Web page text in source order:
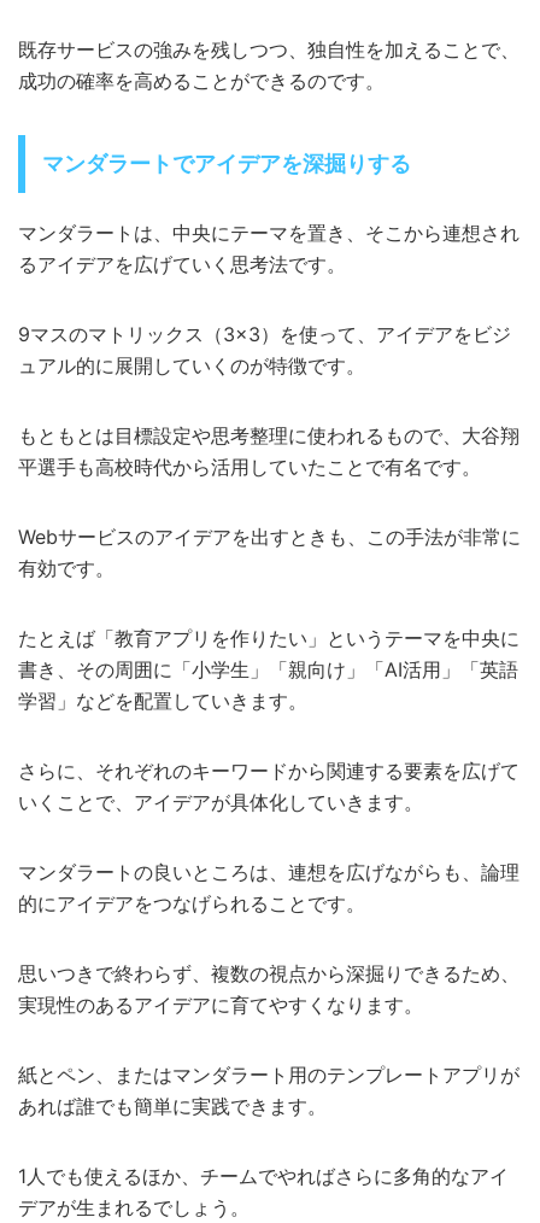
既存サービスの強みを残しつつ、独自性を加えることで、
成功の確率を高めることができるのです。
マンダラートでアイデアを深掘りする
マンダラートは、中央にテーマを置き、そこから連想され
るアイデアを広げていく思考法です。
9マスのマトリックス（3×3）を使って、アイデアをビジ
ュアル的に展開していくのが特徴です。
もともとは目標設定や思考整理に使われるもので、大谷翔
平選手も高校時代から活用していたことで有名です。
Webサービスのアイデアを出すときも、この手法が非常に
有効です。
たとえば「教育アプリを作りたい」というテーマを中央に
書き、その周囲に「小学生」「親向け」「AI活用」「英語
学習」などを配置していきます。
さらに、それぞれのキーワードから関連する要素を広げて
いくことで、アイデアが具体化していきます。
マンダラートの良いところは、連想を広げながらも、論理
的にアイデアをつなげられることです。
思いつきで終わらず、複数の視点から深掘りできるため、
実現性のあるアイデアに育てやすくなります。
紙とペン、またはマンダラート用のテンプレートアプリが
あれば誰でも簡単に実践できます。
1人でも使えるほか、チームでやればさらに多角的なアイ
デアが生まれるでしょう。